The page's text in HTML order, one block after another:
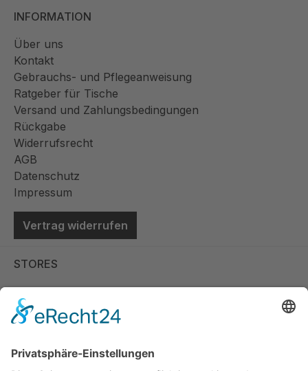
INFORMATION
Über uns
Kontakt
Gebrauchs- und Pflegeanweisung
Ratgeber für Tische
Versand und Zahlungsbedingungen
Rückgabe
Widerrufsrecht
AGB
Datenschutz
Impressum
Vertrag widerrufen
STORES
Store Viernheim
Store Berlin
Handelspartner Köln
SICHERE BEZAHLUNG